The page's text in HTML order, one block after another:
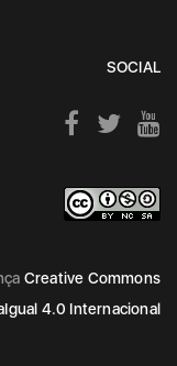
SOCIAL
Creative Commons
4.0 Internacional